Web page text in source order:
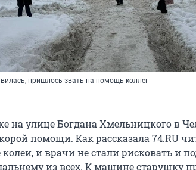
пришлось звать на помощь коллег
на улице Богдана Хмельницкого в
помощи. Как рассказала 74.RU
и врачи не стали рисковать и
из всех. К машине старушку